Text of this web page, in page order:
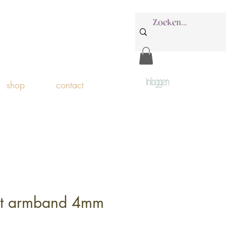
shop contact Inloggen
armband 4mm